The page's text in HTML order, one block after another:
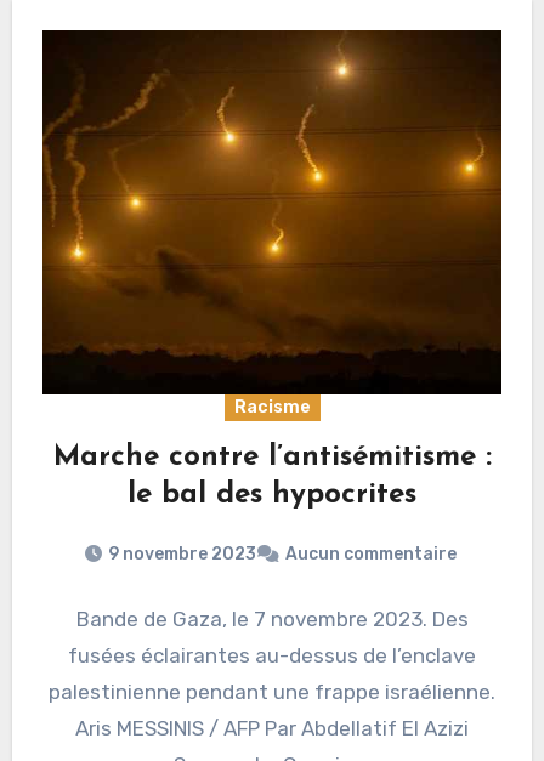
Racisme
Marche contre l’antisémitisme :
le bal des hypocrites
9 novembre 2023 Aucun commentaire
Bande de Gaza, le 7 novembre 2023. Des
fusées éclairantes au-dessus de l’enclave
palestinienne pendant une frappe israélienne.
Aris MESSINIS / AFP Par Abdellatif El Azizi